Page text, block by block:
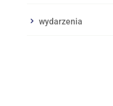
wydarzenia